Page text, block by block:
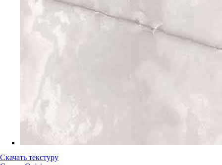
Скачать текстуру